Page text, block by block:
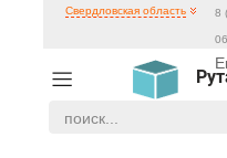
Свердловская область 8
06